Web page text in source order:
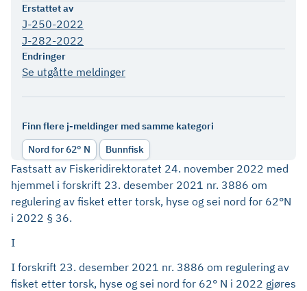
Erstattet av
J-250-2022
J-282-2022
Endringer
Se utgåtte meldinger
Finn flere j-meldinger med samme kategori
Nord for 62° N
Bunnfisk
Fastsatt av Fiskeridirektoratet 24. november 2022 med
hjemmel i forskrift 23. desember 2021 nr. 3886 om
regulering av fisket etter torsk, hyse og sei nord for 62°N
i 2022 § 36.
I
I forskrift 23. desember 2021 nr. 3886 om regulering av
fisket etter torsk, hyse og sei nord for 62° N i 2022 gjøres